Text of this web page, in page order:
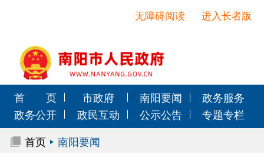
进入长者版
无障碍阅读
首 页 市政府 南阳要闻
政务服务
政务公开
政民互动 公示公告
专题专栏
首页
南阳要闻